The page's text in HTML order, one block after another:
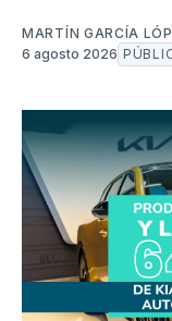
MARTÍN GARCÍA
6 agosto 2026